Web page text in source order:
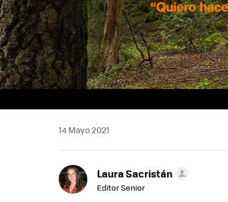
14 Mayo 2021
Laura Sacristán
Editor Senior